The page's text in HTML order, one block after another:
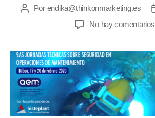
Por endika@thinkonmarketing.es
No hay comentarios